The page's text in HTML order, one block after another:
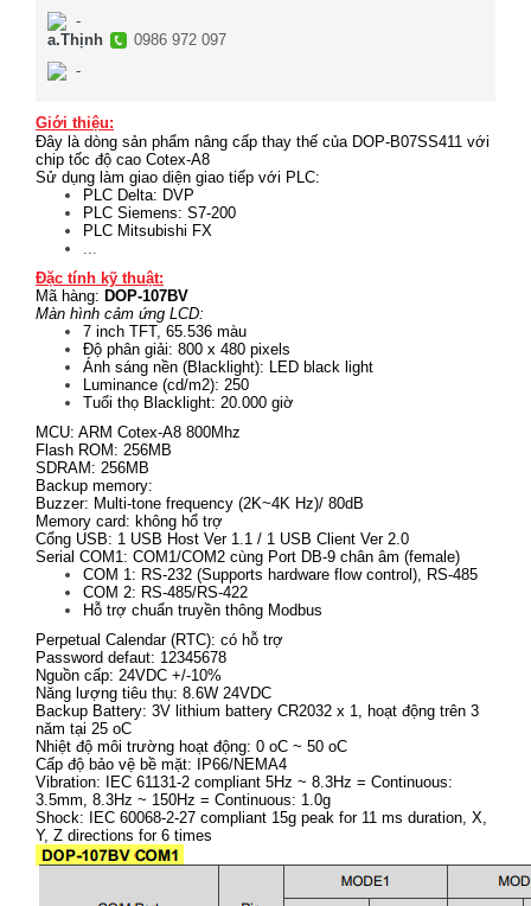
-
a.Thịnh
0986 972 097
-
Giới thiệu:
Đây là dòng sản phẩm nâng cấp thay thế của DOP-B07SS411 với
chip tốc độ cao Cotex-A8
Sử dụng làm giao diện giao tiếp với PLC:
PLC Delta: DVP
PLC Siemens: S7-200
PLC Mitsubishi FX
...
Đặc tính kỹ thuật:
Mã hàng: DOP-107BV
Màn hình cảm ứng LCD:
7 inch TFT, 65.536 màu
Độ phân giải: 800 x 480 pixels
Ánh sáng nền (Blacklight): LED black light
Luminance (cd/m2): 250
Tuổi thọ Blacklight: 20.000 giờ
MCU: ARM Cotex-A8 800Mhz
Flash ROM: 256MB
SDRAM: 256MB
Backup memory:
Buzzer: Multi-tone frequency (2K~4K Hz)/ 80dB
Memory card: không hổ trợ
Cổng USB: 1 USB Host Ver 1.1 / 1 USB Client Ver 2.0
Serial COM1: COM1/COM2 cùng Port DB-9 chân âm (female)
COM 1: RS-232 (Supports hardware flow control), RS-485
COM 2: RS-485/RS-422
Hỗ trợ chuẩn truyền thông Modbus
Perpetual Calendar (RTC): có hỗ trợ
Password defaut: 12345678
Nguồn cấp: 24VDC +/-10%
Năng lượng tiêu thụ: 8.6W 24VDC
Backup Battery: 3V lithium battery CR2032 x 1, hoạt động trên 3
năm tại 25 oC
Nhiệt độ môi trường hoạt động: 0 oC ~ 50 oC
Cấp độ bảo vệ bề mặt: IP66/NEMA4
Vibration: IEC 61131-2 compliant 5Hz ~ 8.3Hz = Continuous:
3.5mm, 8.3Hz ~ 150Hz = Continuous: 1.0g
Shock: IEC 60068-2-27 compliant 15g peak for 11 ms duration, X,
Y, Z directions for 6 times